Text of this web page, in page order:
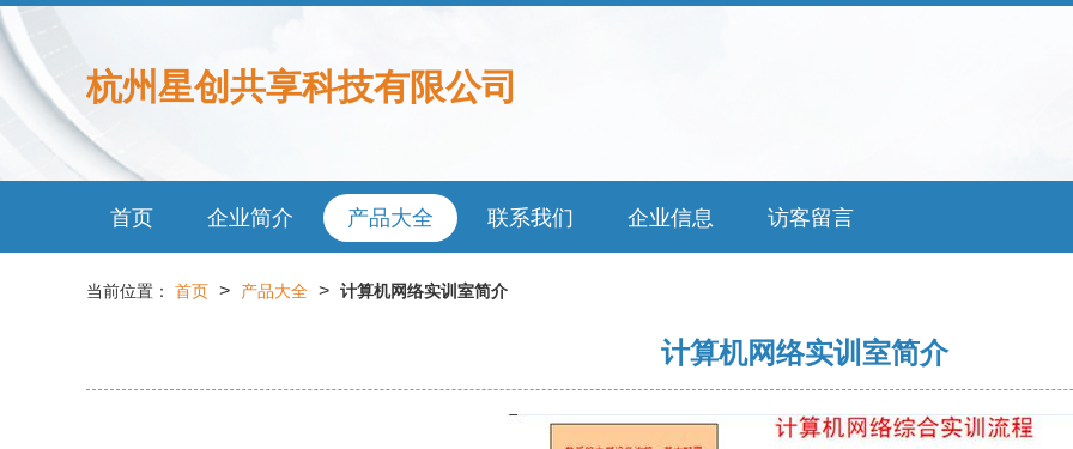
杭州星创共享科技有限公司
首页 企业简介 产品大全 联系我们 企业信息 访客留言
当前位置： 首页 > 产品大全 > 计算机网络实训室简介
计算机网络实训室简介